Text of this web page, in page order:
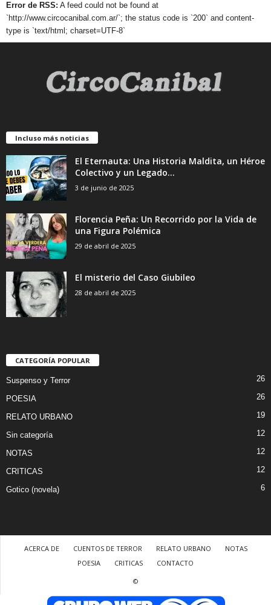
Error de RSS: A feed could not be found at
`http://www.circocanibal.com.ar/`; the status code is `200` and content-
type is `text/html; charset=UTF-8`
Incluso más noticias
El Eternauta: Una Historia Maldita, un Héroe
Colectivo y un Legado...
3 de junio de 2025
Florencia Peña: Un Recorrido por la Vida de
una Figura Polémica
29 de abril de 2025
El misterio del Caso Giubileo
28 de abril de 2025
CATEGORÍA POPULAR
Suspenso y Terror 26
POESIA 26
RELATO URBANO 19
Sin categoría 12
NOTAS 12
CRITICAS 12
Gotico (novela) 6
ACERCA DE CUENTOS DE TERROR RELATO URBANO
NOTAS
POESIA
CRITICAS
CONTACTO
©